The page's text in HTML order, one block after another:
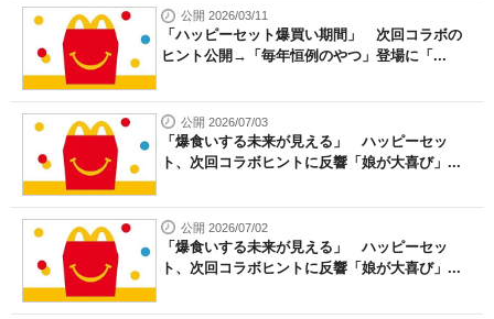
公開 2026/03/11
「ハッピーセット爆買い期間」 次回コラボの
ヒント公開→「毎年恒例のやつ」登場に「...
公開 2026/07/03
「爆食いする未来が見える」 ハッピーセッ
ト、次回コラボヒントに反響「娘が大喜び」...
公開 2026/07/02
「爆食いする未来が見える」 ハッピーセッ
ト、次回コラボヒントに反響「娘が大喜び」...